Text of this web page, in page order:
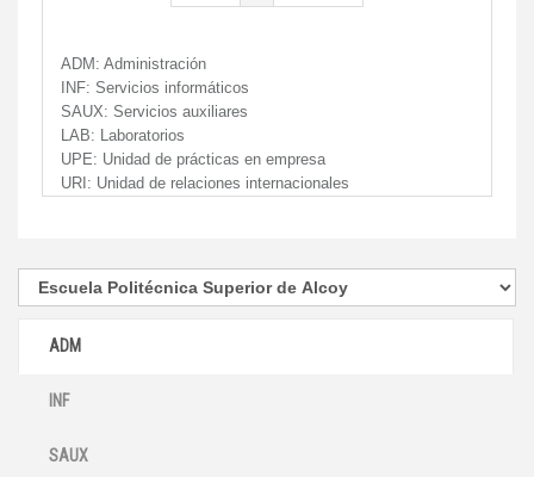
ADM: Administración
INF: Servicios informáticos
SAUX: Servicios auxiliares
LAB: Laboratorios
UPE: Unidad de prácticas en empresa
URI: Unidad de relaciones internacionales
ADM
INF
SAUX